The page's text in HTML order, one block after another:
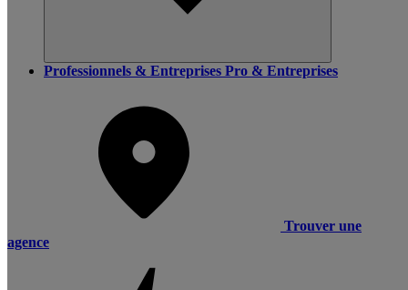
Professionnels & Entreprises Pro & Entreprises
Trouver une
agence